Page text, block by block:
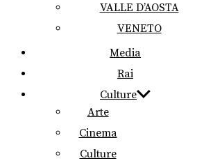
VALLE D’AOSTA
VENETO
Media
Rai
Culture
Arte
Cinema
Culture